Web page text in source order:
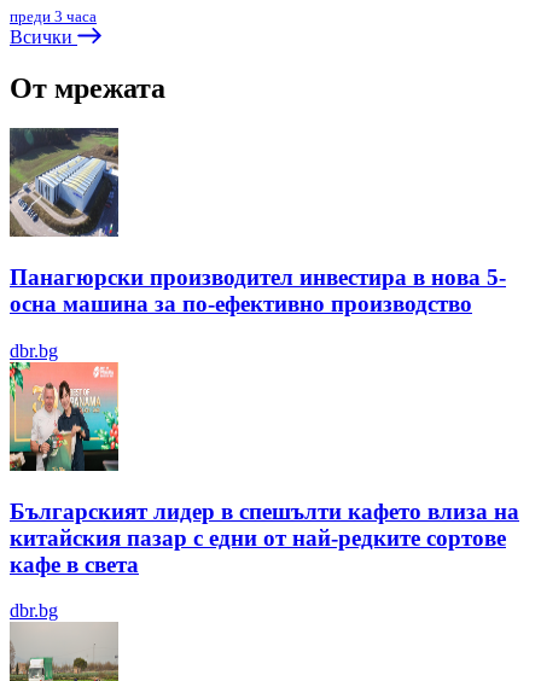
преди 3 часа
Всички
От мрежата
Панагюрски производител инвестира в нова 5-
осна машина за по-ефективно производство
dbr.bg
Българският лидер в спешълти кафето влиза на
китайския пазар с едни от най-редките сортове
кафе в света
dbr.bg